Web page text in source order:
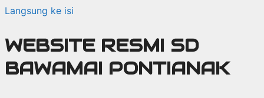
Langsung ke isi
WEBSITE RESMI SD
BAWAMAI PONTIANAK